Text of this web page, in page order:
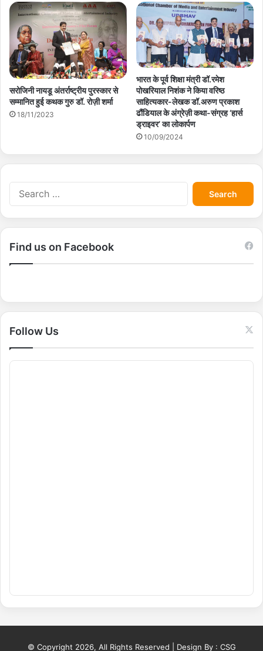
सरोजिनी नायडू अंतर्राष्ट्रीय पुरस्कार से
सम्मानित हुई कथक गुरु डॉ. रोज़ी शर्मा
18/11/2023
भारत के पूर्व शिक्षा मंत्री डॉ.रमेश
पोखरियाल निशंक ने किया वरिष्ठ
साहित्यकार-लेखक डॉ.अरुण प्रकाश
ढौंडियाल के अंग्रेज़ी कथा-संग्रह ‘हार्स
ड्राइवर’ का लोकार्पण
10/09/2024
S
e
a
r
r
Find us on Facebook
Follow Us
© Copyright 2026, All Rights Reserved | Design By : CSG